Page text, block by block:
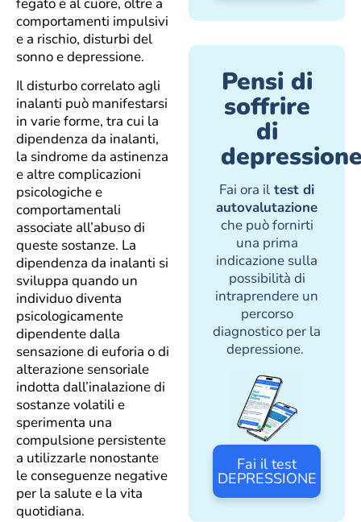
comportamenti impulsivi
e a rischio, disturbi del
sonno e depressione.
Il disturbo correlato agli
inalanti può manifestarsi
in varie forme, tra cui la
dipendenza da inalanti,
la sindrome da astinenza
e altre complicazioni
psicologiche e
comportamentali
associate all’abuso di
queste sostanze. La
dipendenza da inalanti si
sviluppa quando un
individuo diventa
psicologicamente
dipendente dalla
sensazione di euforia o di
alterazione sensoriale
indotta dall’inalazione di
sostanze volatili e
sperimenta una
compulsione persistente
a utilizzarle nonostante
le conseguenze negative
per la salute e la vita
quotidiana.
Pensi di
soffrire
di
Fai ora il test di
autovalutazione
che può fornirti
una prima
indicazione sulla
possibilità di
intraprendere un
percorso
diagnostico per la
depressione.
Fai il test
DEPRESSIONE